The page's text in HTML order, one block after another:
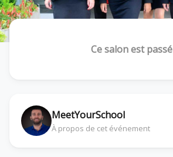
Ce salon est passé
MeetYourSchool
À propos de cet événement